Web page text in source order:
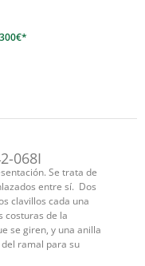
068I
Se trata de
entre sí. Dos
clavillos cada una
costuras de la
se giren, y una anilla
ramal para su